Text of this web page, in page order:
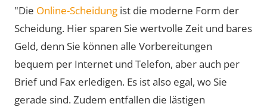
"Die Online-Scheidung ist die moderne Form der
Scheidung. Hier sparen Sie wertvolle Zeit und bares
Geld, denn Sie können alle Vorbereitungen
bequem per Internet und Telefon, aber auch per
Brief und Fax erledigen. Es ist also egal, wo Sie
gerade sind. Zudem entfallen die lästigen